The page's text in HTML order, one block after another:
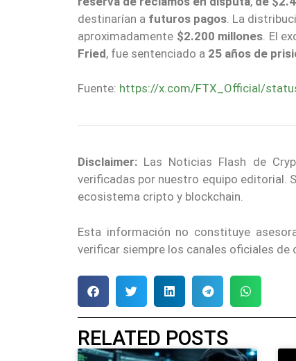
destinarían a futuros pagos . La
aproximadamente $2.200 millones . El
Fried, fue sentenciado a 25 años de
Fuente: https://x.com/FTX_Official/
Disclaimer: Las Noticias Flash de
verificadas por nuestro equipo editorial.
ecosistema cripto y blockchain.
Esta información no constituye
verificar siempre los canales oficiales
RELATED POSTS